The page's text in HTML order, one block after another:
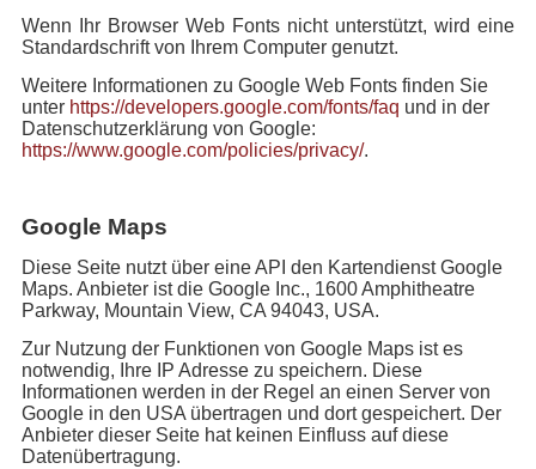
Wenn Ihr Browser Web Fonts nicht unterstützt, wird eine
Standardschrift von Ihrem Computer genutzt.
Weitere Informationen zu Google Web Fonts finden Sie
unter https://developers.google.com/fonts/faq und in der
Datenschutzerklärung von Google:
https://www.google.com/policies/privacy/.
Google Maps
Diese Seite nutzt über eine API den Kartendienst Google
Maps. Anbieter ist die Google Inc., 1600 Amphitheatre
Parkway, Mountain View, CA 94043, USA.
Zur Nutzung der Funktionen von Google Maps ist es
notwendig, Ihre IP Adresse zu speichern. Diese
Informationen werden in der Regel an einen Server von
Google in den USA übertragen und dort gespeichert. Der
Anbieter dieser Seite hat keinen Einfluss auf diese
Datenübertragung.